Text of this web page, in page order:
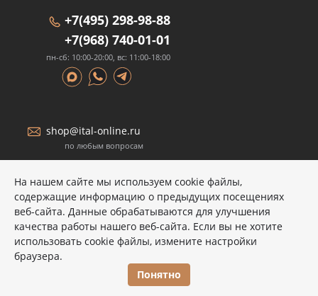
+7(495) 298-98-88
+7(968) 740-01-01
пн-сб: 10:00-20:00, вс: 11:00-18:00
shop@ital-online.ru
по любым вопросам
Размещенные на сайте данные носят информационный
характер и не являются публичной офертой.
© COPYRIGHT 2026 ITALON, ООО "СИТИ"
На нашем сайте мы используем cookie файлы,
содержащие информацию о предыдущих посещениях
веб-сайта. Данные обрабатываются для улучшения
качества работы нашего веб-сайта. Если вы не хотите
использовать cookie файлы, измените настройки
браузера.
Понятно